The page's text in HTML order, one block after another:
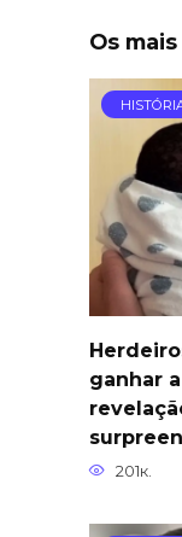
Os
ganhar
201к.